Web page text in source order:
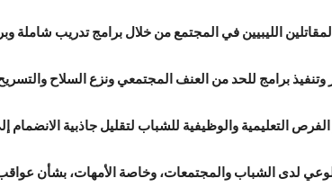
الليبيين في المجتمع من خلال برامج تدريب شاملة
برامج للحد من العنف المجتمعي ونزع السلاح والتسريح
التعليمية والوظيفية للشباب لتقليل جاذبية
لدى الشباب والمجتمعات، وخاصة الأمهات، بشأن